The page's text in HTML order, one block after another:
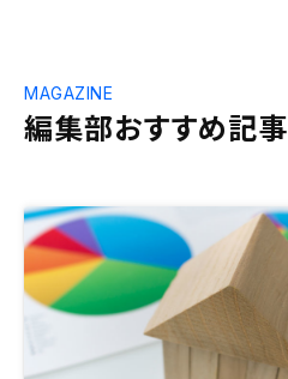
編集部おすすめ記事
MAGAZINE